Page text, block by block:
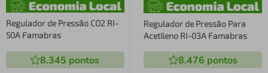
Regulador de Pressão CO2 RI-
50A Famabras
8.345 pontos
Regulador de Pressão Para
Acetileno RI-03A Famabras
8.476 pontos